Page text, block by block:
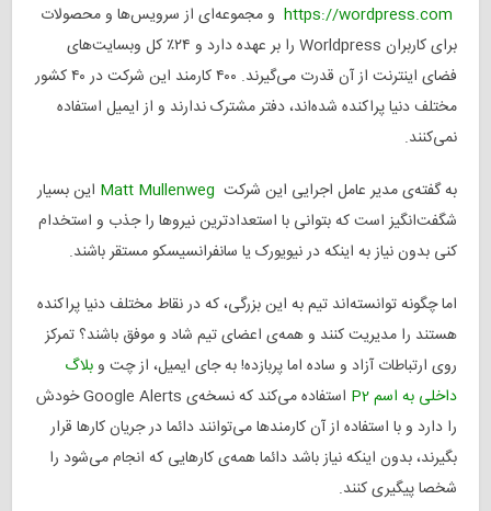
https://wordpress.com و مجموعه‌ای از سرویس‌ها و محصولات
برای کاربران Worldpress را بر عهده دارد و ۲۴٪ کل وبسایت‌های
فضای اینترنت از آن قدرت می‌گیرند. ۴۰۰ کارمند این شرکت در ۴۰ کشور
مختلف دنیا پراکنده شده‌اند، دفتر مشترک ندارند و از ایمیل استفاده
نمی‌کنند.
به گفته‌ی مدیر عامل اجرایی این شرکت Matt Mullenweg این بسیار
شگفت‌انگیز است که بتوانی با استعدادترین نیروها را جذب و استخدام
کنی بدون نیاز به اینکه در نیویورک یا سانفرانسیسکو مستقر باشند.
اما چگونه توانسته‌اند تیم به این بزرگی، که در نقاط مختلف دنیا پراکنده
هستند را مدیریت کنند و همه‌ی اعضای تیم شاد و موفق باشند؟ تمرکز
روی ارتباطات آزاد و ساده اما پربازده! به جای ایمیل، از چت وبلاگ
داخلی به اسم P2
استفاده می‌کند که نسخه‌ی Google Alerts خودش
را دارد و با استفاده از آن کارمند‌ها می‌توانند دائما در جریان کارها قرار
بگیرند، بدون اینکه نیاز باشد دائما همه‌ی کارهایی که انجام می‌شود را
شخصا پیگیری کنند.